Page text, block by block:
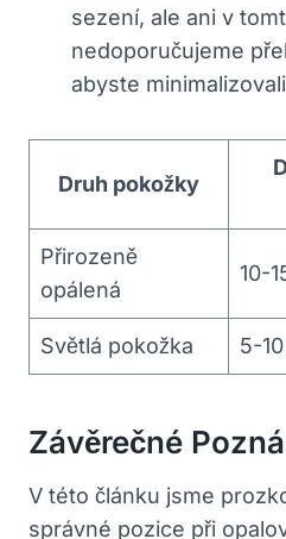
sezení, ale ani v
nedoporučujeme
abyste
Druh pokožky
Přirozeně
opálená
10-
Světlá pokožka 5-
Závěrečné
V této článku jsme
správné pozice při